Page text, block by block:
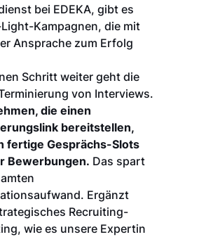
bei EDEKA, gibt es
Kampagnen, die mit
Ansprache zum Erfolg
Schritt weiter geht die
von Interviews.
die einen
bereitstellen,
fertige Gesprächs-Slots
Bewerbungen. Das spart
Ergänzt
Recruiting-
wie es unsere Expertin